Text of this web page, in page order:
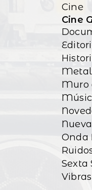
Cine
Cine
Muro
Onda
Sexta